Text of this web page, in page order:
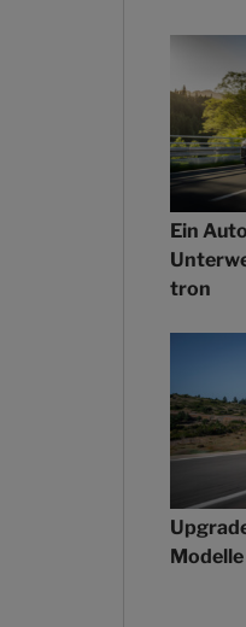
Ein
tron
Modelle